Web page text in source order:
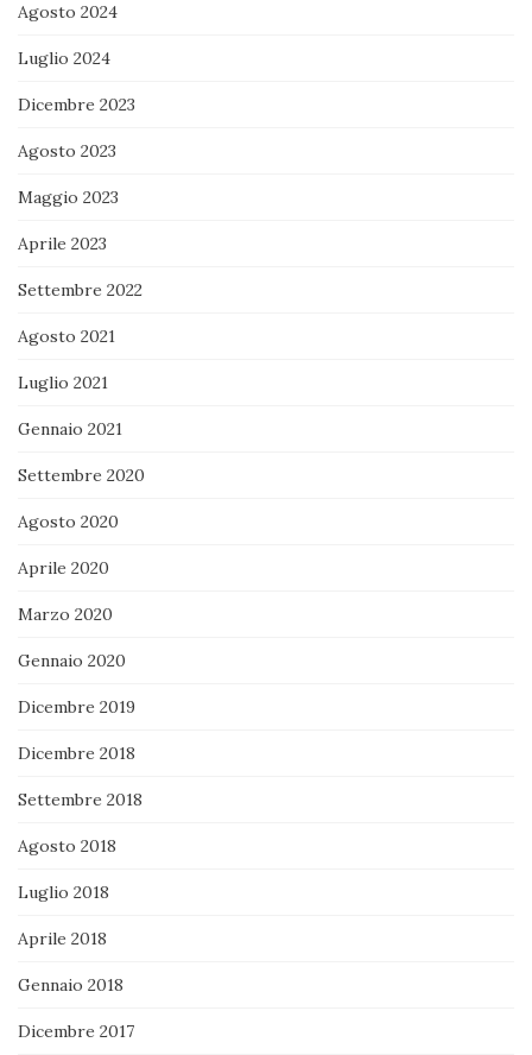
Agosto 2024
Luglio 2024
Dicembre 2023
Agosto 2023
Maggio 2023
Aprile 2023
Settembre 2022
Agosto 2021
Luglio 2021
Gennaio 2021
Settembre 2020
Agosto 2020
Aprile 2020
Marzo 2020
Gennaio 2020
Dicembre 2019
Dicembre 2018
Settembre 2018
Agosto 2018
Luglio 2018
Aprile 2018
Gennaio 2018
Dicembre 2017